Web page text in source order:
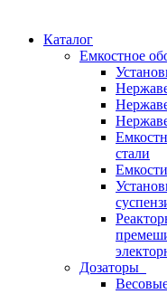
Каталог
Емкостное
стали
Дозаторы